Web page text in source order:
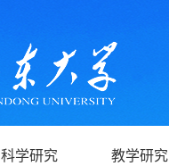
科学研究 教学研究